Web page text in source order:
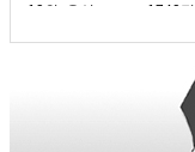
19위.
유성
1740점